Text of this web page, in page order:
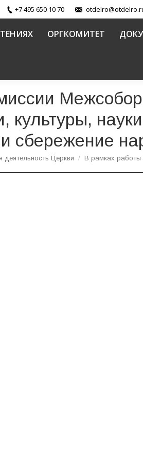
+7 495 650 10 70
ОРГКОМИТЕТ
культуры,
сбережение
деятельность Церкви В рамках